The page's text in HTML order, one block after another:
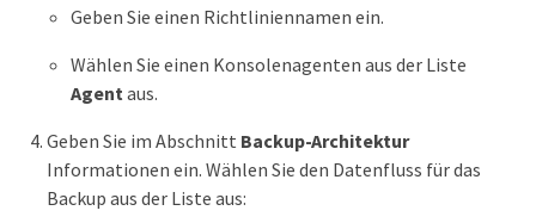
Geben Sie einen Richtliniennamen ein.
Wählen Sie einen Konsolenagenten aus der Liste
Agent aus.
Geben Sie im Abschnitt Backup-Architektur
Informationen ein. Wählen Sie den Datenfluss für das
Backup aus der Liste aus: